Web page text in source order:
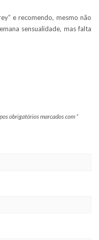
e recomendo, mesmo não
sensualidade, mas falta
obrigatórios marcados com *